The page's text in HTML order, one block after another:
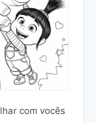
com vocês